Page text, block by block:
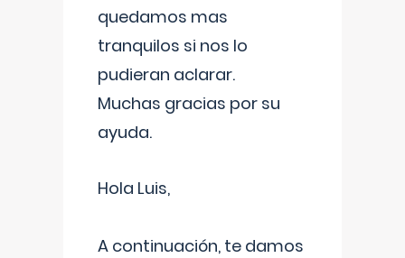
quedamos mas
tranquilos si nos lo
pudieran aclarar.
Muchas gracias por su
ayuda.
Hola Luis,
A continuación, te damos